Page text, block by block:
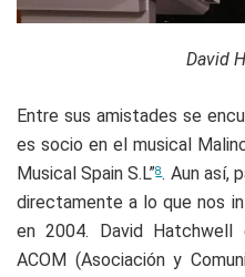
David
Entre sus amistades se
es socio en el musical
Musical Spain S.L”8. Aun así,
directamente a lo que nos
en 2004. David
ACOM (Asociación y